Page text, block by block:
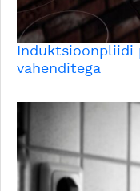
Induktsioonpliidi
vahenditega